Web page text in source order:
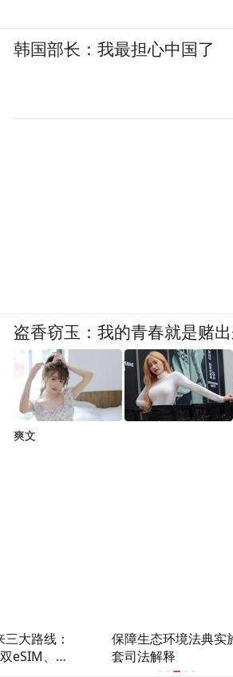
保障生态环境法典实施 最高法发布首
套司法解释
韩国部长：我最担心中国了
盗香窃玉：我的青春就是赌
爽文
“中方正在采购，令人鼓